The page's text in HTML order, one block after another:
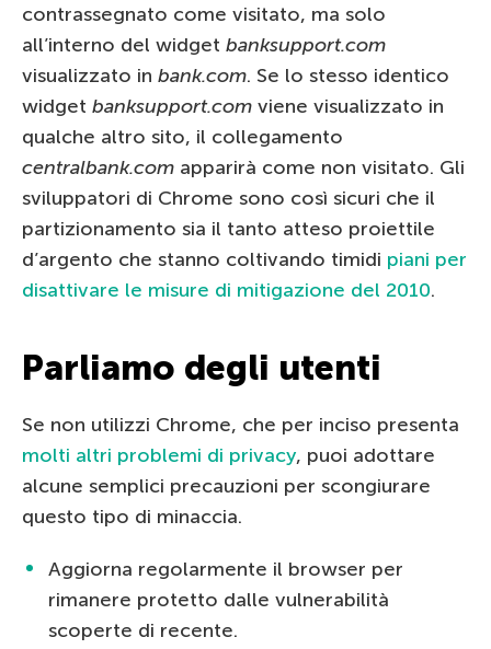
contrassegnato come visitato, ma solo
all’interno del widget banksupport.com
visualizzato in bank.com. Se lo stesso identico
widget banksupport.com viene visualizzato in
qualche altro sito, il collegamento
centralbank.com apparirà come non visitato. Gli
sviluppatori di Chrome sono così sicuri che il
partizionamento sia il tanto atteso proiettile
d’argento che stanno coltivando timidi piani per
disattivare le misure di mitigazione del 2010.
Parliamo degli utenti
Se non utilizzi Chrome, che per inciso presenta
molti altri problemi di privacy, puoi adottare
alcune semplici precauzioni per scongiurare
questo tipo di minaccia.
Aggiorna regolarmente il browser per
rimanere protetto dalle vulnerabilità
scoperte di recente.